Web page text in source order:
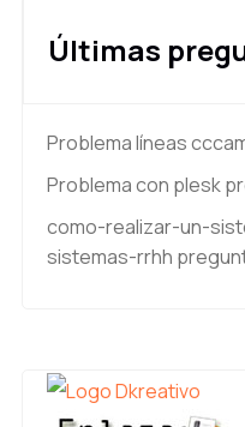
Últimas
Problema líneas
Problema con plesk
como-realizar-un-
sistemas-rrhh